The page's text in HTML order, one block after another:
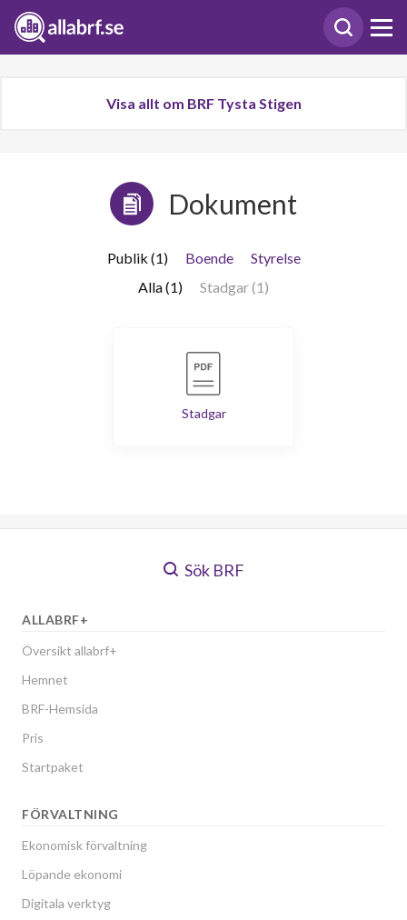
Visa allt om BRF Tysta Stigen
Dokument
Publik (1) Boende
Styrelse
Alla (1)
Stadgar (1)
Stadgar
Sök BRF
ALLABRF+
Översikt allabrf+
Hemnet
BRF-Hemsida
Pris
Startpaket
FÖRVALTNING
Ekonomisk förvaltning
Löpande ekonomi
Digitala verktyg